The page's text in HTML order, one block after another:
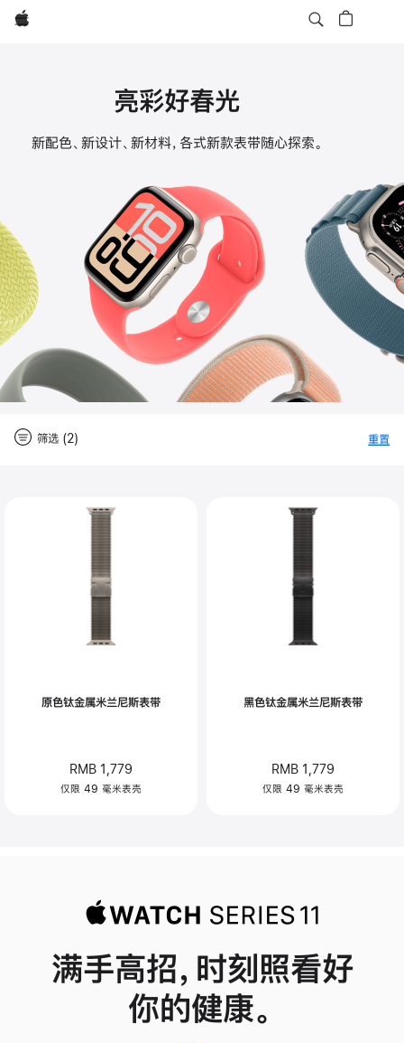
Apple
Apple
带
亮彩好春光
新配色、新设计、新材料，各式新款表带随心探索。
筛选 (2) 重置
原色钛金属米兰尼斯表带
RMB 1,779
仅限 49 毫米表壳
黑色钛金属米兰尼斯表带
RMB 1,779
仅限 49 毫米表壳
满手高招，时刻照看好
你的健康。